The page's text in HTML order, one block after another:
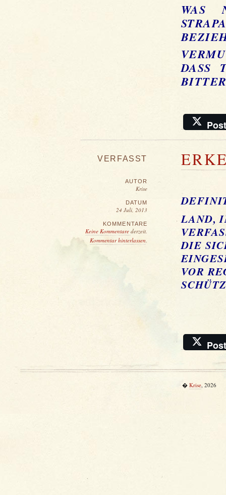
WAS
DASS
Post
VERFASST
AUTOR
Krise
DATUM
24 Juli, 2013
KOMMENTARE
Keine Kommentare derzeit.
Kommentar hinterlassen
LAND,
DIE
VOR
Post
� Krise , 2026